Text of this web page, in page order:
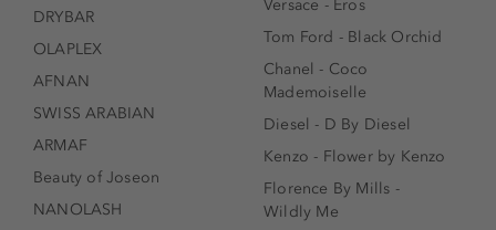
DRYBAR
OLAPLEX
AFNAN
SWISS ARABIAN
ARMAF
Beauty of Joseon
NANOLASH
Versace - Eros
Tom Ford - Black Orchid
Chanel - Coco
Mademoiselle
Diesel - D By Diesel
Kenzo - Flower by Kenzo
Florence By Mills -
Wildly Me